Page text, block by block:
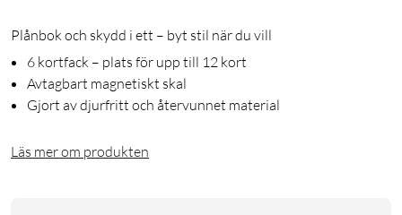
Plånbok och skydd i ett – byt stil när du vill
6 kortfack – plats för upp till 12 kort
Avtagbart magnetiskt skal
Gjort av djurfritt och återvunnet material
Läs mer om produkten